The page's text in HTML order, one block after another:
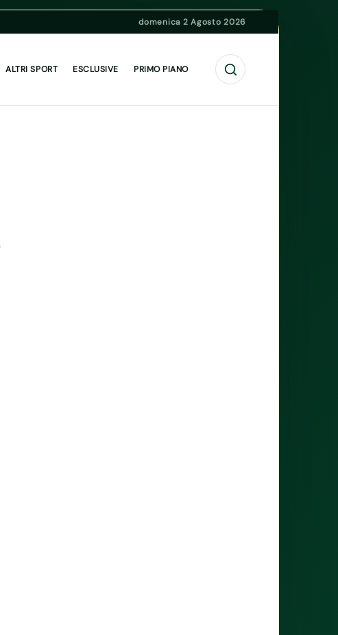
domenica 2 Agosto 2026
ALTRI SPORT ESCLUSIVE PRIMO PIANO Cerca